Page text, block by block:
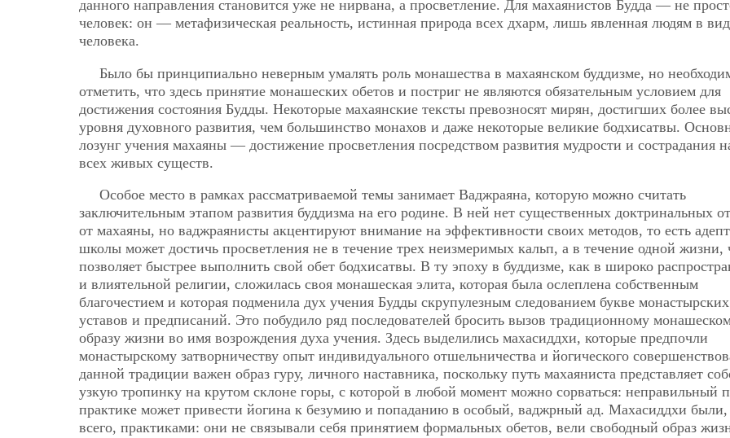
данного направления становится уже не нирвана, а просветление. Для махаянистов Будда — не
человек: он — метафизическая реальность, истинная природа всех дхарм, лишь явленная людям в
человека.
Было бы принципиально неверным умалять роль монашества в махаянском буддизме, но
отметить, что здесь принятие монашеских обетов и постриг не являются обязательным условием для
достижения состояния Будды. Некоторые махаянские тексты превозносят мирян, достигших более
уровня духовного развития, чем большинство монахов и даже некоторые великие бодхисатвы.
лозунг учения махаяны — достижение просветления посредством развития мудрости и сострадания
всех живых существ.
Особое место в рамках рассматриваемой темы занимает Ваджраяна, которую можно считать
заключительным этапом развития буддизма на его родине. В ней нет существенных доктринальных
от махаяны, но ваджраянисты акцентируют внимание на эффективности своих методов, то есть
школы может достичь просветления не в течение трех неизмеримых кальп, а в течение одной жизни,
позволяет быстрее выполнить свой обет бодхисатвы. В ту эпоху в буддизме, как в широко
и влиятельной религии, сложилась своя монашеская элита, которая была ослеплена собственным
благочестием и которая подменила дух учения Будды скрупулезным следованием букве монастырских
уставов и предписаний. Это побудило ряд последователей бросить вызов традиционному
образу жизни во имя возрождения духа учения. Здесь выделились махасиддхи, которые предпочли
монастырскому затворничеству опыт индивидуального отшельничества и йогического
данной традиции важен образ гуру, личного наставника, поскольку путь махаяниста представляет
узкую тропинку на крутом склоне горы, с которой в любой момент можно сорваться: неправильный
практике может привести йогина к безумию и попаданию в особый, ваджрный ад. Махасиддхи
всего, практиками: они не связывали себя принятием формальных обетов, вели свободный образ